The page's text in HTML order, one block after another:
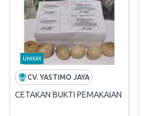
UMKM
CV. YASTIMO JAYA
CETAKAN BUKTI PEMAKAIAN AIR